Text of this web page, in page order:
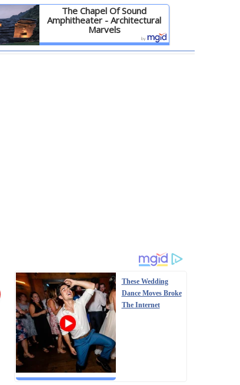
The Chapel Of Sound
Amphitheater - Architectural
Marvels
Детальніше
These Wedding
Dance Moves Broke
The Internet